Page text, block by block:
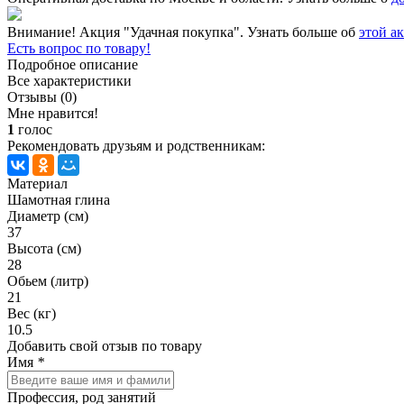
Внимание! Акция "Удачная покупка". Узнать больше об этой
Есть вопрос по товару!
Подробное описание
Все характеристики
Отзывы (0)
Мне нравится!
1 голос
Рекомендовать друзьям и родственникам:
Материал
Шамотная глина
Диаметр (см)
37
Высота (см)
28
Обьем (литр)
21
Вес (кг)
10.5
Добавить свой отзыв по товару
Имя *
Профессия, род занятий